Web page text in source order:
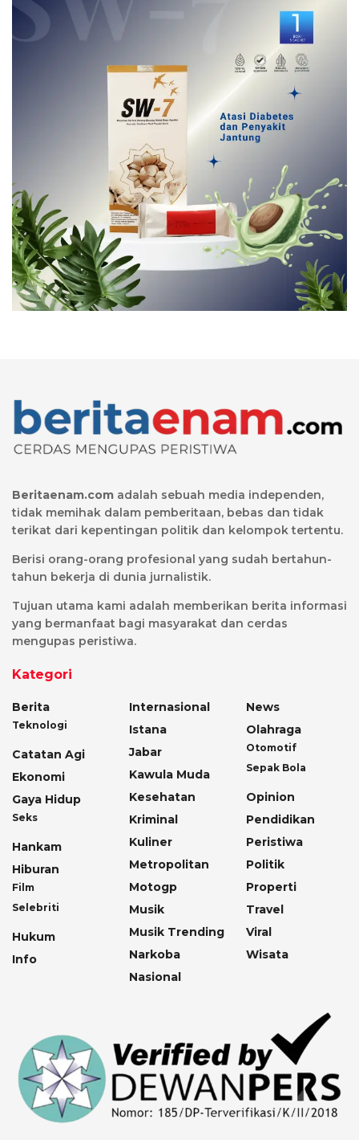
Beritaenam.com adalah sebuah media independen,
tidak memihak dalam pemberitaan, bebas dan tidak
terikat dari kepentingan politik dan kelompok tertentu.
Berisi orang-orang profesional yang sudah bertahun-
tahun bekerja di dunia jurnalistik.
Tujuan utama kami adalah memberikan berita informasi
yang bermanfaat bagi masyarakat dan cerdas
mengupas peristiwa.
Kategori
Berita
Teknologi
Catatan Agi
Ekonomi
Gaya Hidup
Seks
Hankam
Hiburan
Film
Selebriti
Hukum
Info
Internasional
Istana
Jabar
Kawula Muda
Kesehatan
Kriminal
Kuliner
Metropolitan
Motogp
Musik
Musik Trending
Narkoba
Nasional
News
Olahraga
Otomotif
Sepak Bola
Opinion
Pendidikan
Peristiwa
Politik
Properti
Travel
Viral
Wisata